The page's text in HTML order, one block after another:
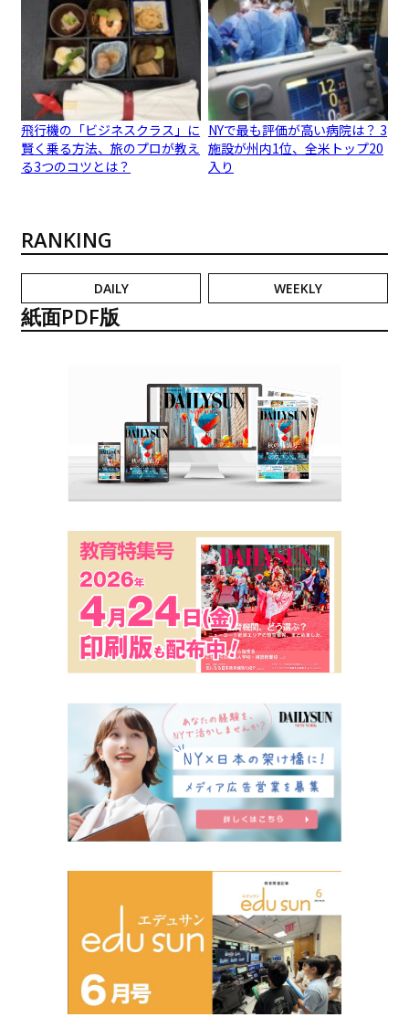
飛行機の「ビジネスクラス」に
賢く乗る方法、旅のプロが教え
る3つのコツとは？
NYで最も評価が高い病院は？ 3
施設が州内1位、全米トップ20
入り
RANKING
DAILY WEEKLY
紙面PDF版